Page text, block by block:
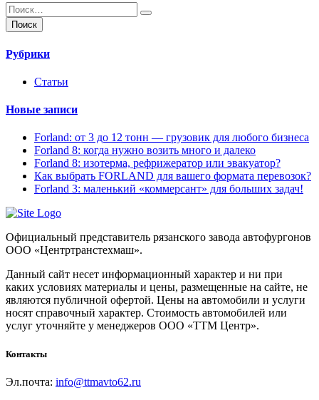
Найти:
Рубрики
Статьи
Новые записи
Forland: от 3 до 12 тонн — грузовик для любого бизнеса
Forland 8: когда нужно возить много и далеко
Forland 8: изотерма, рефрижератор или эвакуатор?
Как выбрать FORLAND для вашего формата перевозок?
Forland 3: маленький «коммерсант» для больших задач!
Официальный представитель рязанского завода автофургонов
ООО «Центртранстехмаш».
Данный сайт несет информационный характер и ни при
каких условиях материалы и цены, размещенные на сайте, не
являются публичной офертой. Цены на автомобили и услуги
носят справочный характер. Стоимость автомобилей или
услуг уточняйте у менеджеров ООО «ТТМ Центр».
Контакты
Эл.почта: info@ttmavto62.ru